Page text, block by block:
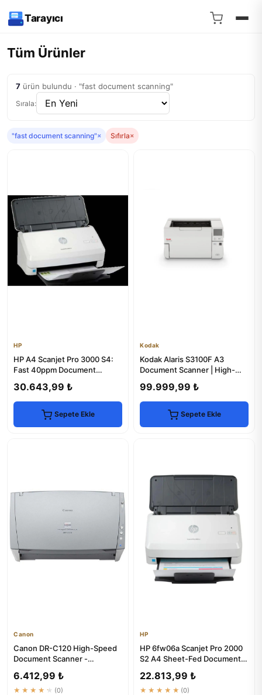
Tarayıcı
Tüm Ürünler
7 ürün bulundu · "fast document scanning"
Sırala:
"fast document scanning"× Sıfırla×
HP
HP A4 Scanjet Pro 3000 S4:
Fast 40ppm Document
30.643,99 ₺
Sepete Ekle
Kodak
Kodak Alaris S3100F A3
Document Scanner | High-
99.999,99 ₺
Sepete Ekle
Canon
Canon DR-C120 High-Speed
Document Scanner -
6.412,99 ₺
★★★★★ (0)
HP
HP 6fw06a Scanjet Pro 2000
S2 A4 Sheet-Fed Document
22.813,99 ₺
★★★★★ (0)